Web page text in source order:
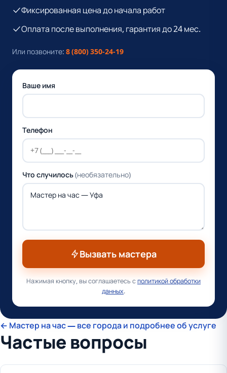
Фиксированная цена до начала работ
Оплата после выполнения, гарантия до 24 мес.
Или позвоните: 8 (800) 350-24-19
Ваше имя
Телефон
Что случилось(необязательно)
Вызвать мастера
Нажимая кнопку, вы соглашаетесь сполитикой обработки
данных.
← Мастер на час — все города и подробнее об услуге
Частые вопросы